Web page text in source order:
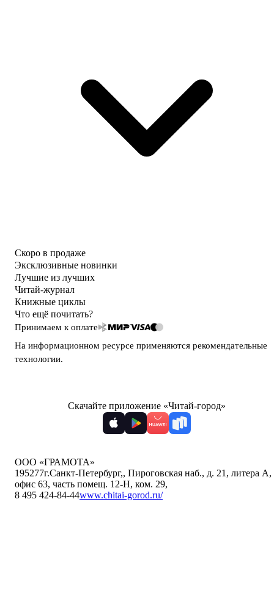
Скоро в продаже
Эксклюзивные новинки
Лучшие из лучших
Читай-журнал
Книжные циклы
Что ещё почитать?
Принимаем к оплате
На информационном ресурсе применяются рекомендательные
технологии.
Скачайте приложение «Читай-город»
ООО «ГРАМОТА»
195277г.Санкт-Петербург,, Пироговская наб., д. 21, литера А,
офис 63, часть помещ. 12-Н, ком. 29,
8 495 424-84-44www.chitai-gorod.ru/